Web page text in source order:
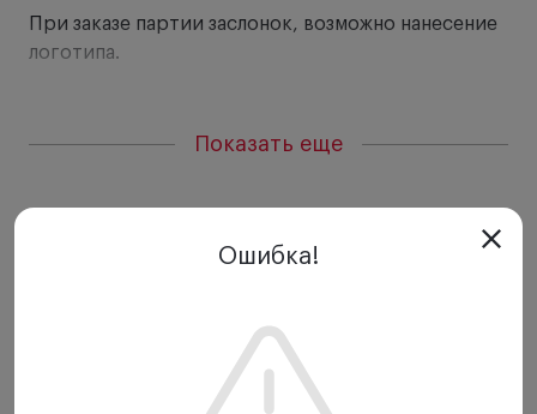
При заказе партии заслонок, возможно нанесение
логотипа.
Показать еще
Ошибка!